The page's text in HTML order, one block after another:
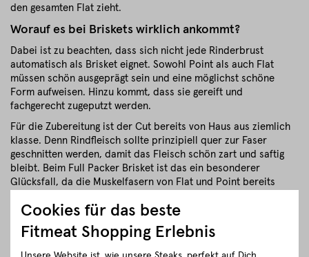
den gesamten Flat zieht.
Worauf es bei Briskets wirklich ankommt?
Dabei ist zu beachten, dass sich nicht jede Rinderbrust
automatisch als Brisket eignet. Sowohl Point als auch Flat
müssen schön ausgeprägt sein und eine möglichst schöne
Form aufweisen. Hinzu kommt, dass sie gereift und
fachgerecht zugeputzt werden.
Für die Zubereitung ist der Cut bereits von Haus aus ziemlich
klasse. Denn Rindfleisch sollte prinzipiell quer zur Faser
geschnitten werden, damit das Fleisch schön zart und saftig
bleibt. Beim Full Packer Brisket ist das ein besonderer
Glücksfall, da die Muskelfasern von Flat und Point bereits
Full Packer Brisket von Fitmeat
Regionaler BBQ Genuss
Für unsere Briskets verwenden wir wunderbare Rinderrassen
Cookies für das beste
Fitmeat Shopping Erlebnis